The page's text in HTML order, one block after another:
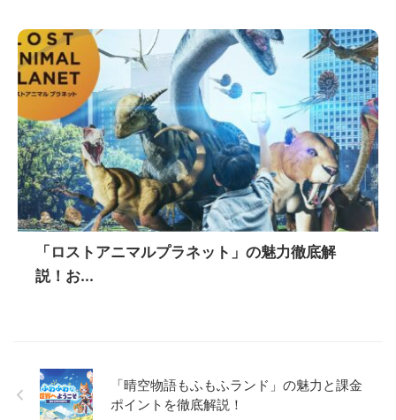
「ロストアニマルプラネット」の魅力徹底解
説！お...
「晴空物語もふもふランド」の魅力と課金
ポイントを徹底解説！